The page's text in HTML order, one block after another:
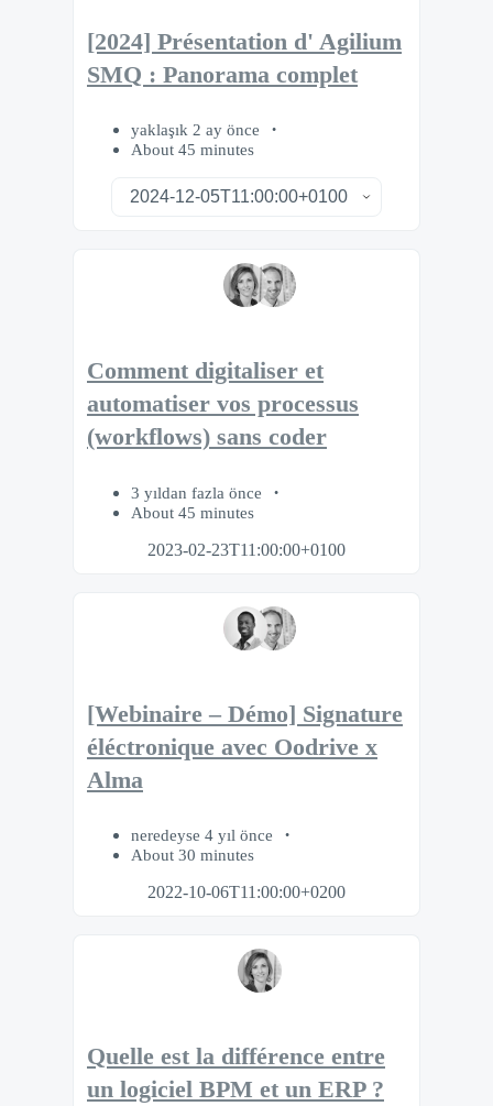
[2024] Présentation d' Agilium
SMQ : Panorama complet
yaklaşık 2 ay önce
About 45 minutes
Comment digitaliser et
automatiser vos processus
(workflows) sans coder
3 yıldan fazla önce
About 45 minutes
2023-02-23T11:00:00+0100
[Webinaire – Démo] Signature
éléctronique avec Oodrive x
Alma
neredeyse 4 yıl önce
About 30 minutes
2022-10-06T11:00:00+0200
Quelle est la différence entre
un logiciel BPM et un ERP ?